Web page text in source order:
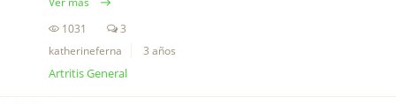
1031
3
katherineferna
3 años
Artritis General